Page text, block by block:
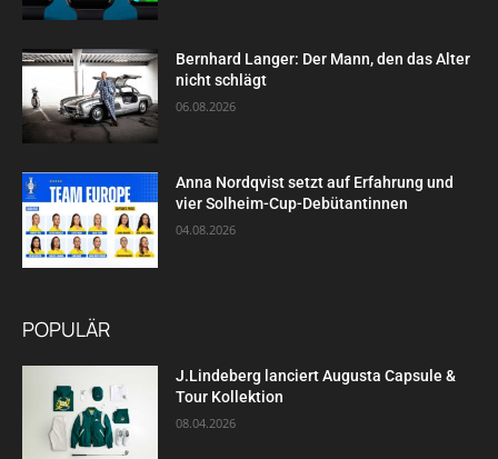
Bernhard Langer: Der Mann, den das Alter
nicht schlägt
06.08.2026
Anna Nordqvist setzt auf Erfahrung und
vier Solheim-Cup-Debütantinnen
04.08.2026
POPULÄR
J.Lindeberg lanciert Augusta Capsule &
Tour Kollektion
08.04.2026